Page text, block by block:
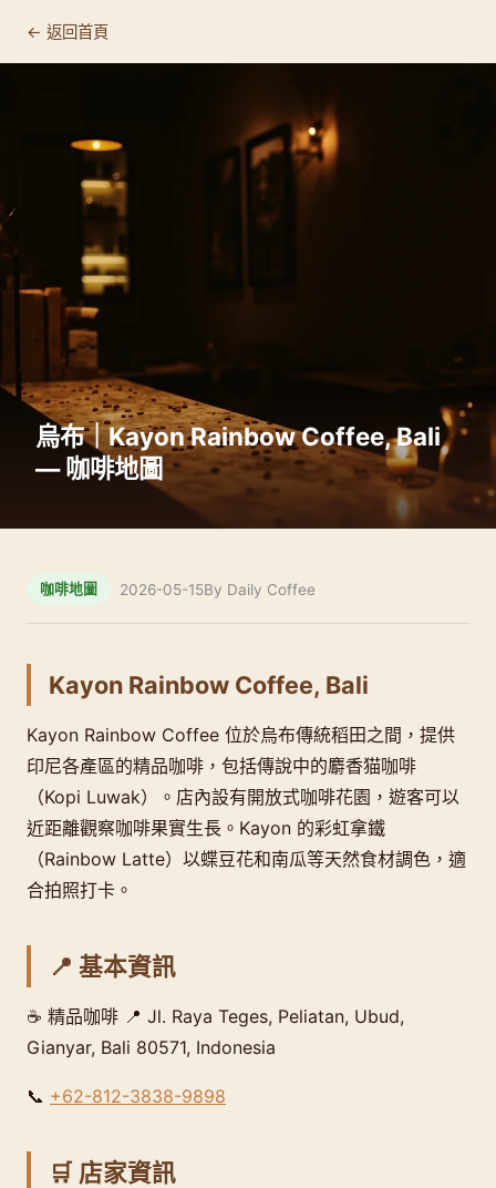
← 返回首頁
烏布｜Kayon Rainbow Coffee, Bali
— 咖啡地圖
咖啡地圖 2026-05-15By Daily Coffee
Kayon Rainbow Coffee, Bali
Kayon Rainbow Coffee 位於烏布傳統稻田之間，提供
印尼各產區的精品咖啡，包括傳說中的麝香猫咖啡
（Kopi Luwak）。店內設有開放式咖啡花園，遊客可以
近距離觀察咖啡果實生長。Kayon 的彩虹拿鐵
（Rainbow Latte）以蝶豆花和南瓜等天然食材調色，適
合拍照打卡。
📍 基本資訊
☕ 精品咖啡 📍 Jl. Raya Teges, Peliatan, Ubud,
Gianyar, Bali 80571, Indonesia
📞 +62-812-3838-9898
🛒 店家資訊